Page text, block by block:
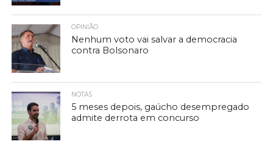
OPINIÃO
Nenhum voto vai salvar a democracia
contra Bolsonaro
NOTAS
5 meses depois, gaúcho desempregado
admite derrota em concurso